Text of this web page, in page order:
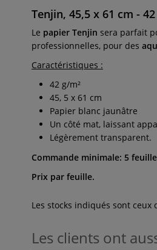
Tenjin, 45,5 x 61 cm -
Le papier Tenjin sera parfait
professionnelles, pour des
Caractéristiques :
42 g/m²
45, 5 x 61 cm
Papier blanc jaunâtre
Un côté mat, laissant
Légèrement transparent.
Commande minimale: 5
Prix par feuille.
Les stocks indiqués sont
Les clients ont